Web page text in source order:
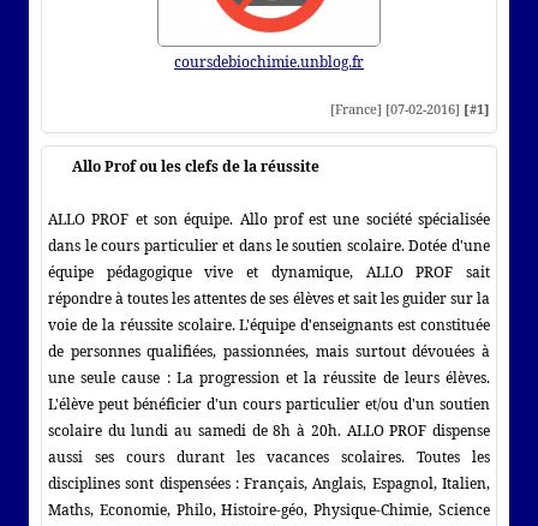
coursdebiochimie.unblog.fr
[France] [07-02-2016] [#1]
Allo Prof ou les clefs de la réussite
ALLO PROF et son équipe. Allo prof est une société spécialisée
dans le cours particulier et dans le soutien scolaire. Dotée d'une
équipe pédagogique vive et dynamique, ALLO PROF sait
répondre à toutes les attentes de ses élèves et sait les guider sur la
voie de la réussite scolaire. L'équipe d'enseignants est constituée
de personnes qualifiées, passionnées, mais surtout dévouées à
une seule cause : La progression et la réussite de leurs élèves.
L'élève peut bénéficier d'un cours particulier et/ou d'un soutien
scolaire du lundi au samedi de 8h à 20h. ALLO PROF dispense
aussi ses cours durant les vacances scolaires. Toutes les
disciplines sont dispensées : Français, Anglais, Espagnol, Italien,
Maths, Economie, Philo, Histoire-géo, Physique-Chimie, Science